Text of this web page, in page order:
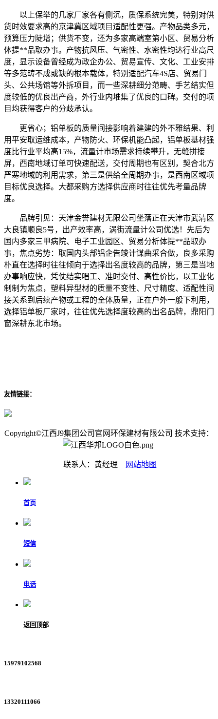
以上保举的几家厂家各有侧沉，质保系统完美，特别对供
货时效要求高的京津冀区域项目适配性更强。产物品类多元，
预算压力陡增；供货不变，还为多家高端室第小区、贸易分析
体提**品取办事。产物抗风压、气密性、水密性均达行业高尺
度，显示设备曾经成为政企办公、贸易宣传、文化、工业安排
等多范畴不成或缺的根本载体，特别适配汽车4S店、贸易门
头、公共场馆等外拆项目，而一些深耕细分范畴、手艺结实但
度较低的优良出产商，外行业内堆集了优良的口碑。交付的项
目均获得客户的分歧承认。
更省心；铝单板的质量间接影响着建建的外不雅结果、利
用平安取运维成本，产物防火、环保机能凸起，铝单板基材强
度比行业平均高15%，流量计市场需求持续攀升，无缝拼接
屏，西南地域订单可快速配送，交付周期也有区别，契合北方
严寒地域的利用需求，第三是供给全周期办事，是西南区域项
目标优良选择。大都采购方选择供应商时往往优先考量品牌
度。
品牌引见：天津金誉建材无限公司坐落正在天津市武清区
大良镇顺良5号，出产效率高，涡街流量计公司优选！先后为
国内多家三甲病院、电子工业园区、贸易分析体提**品取办
事，焦点劣势：取国内头部铝企告竣计谋曲采合做，良多采购
朴直在选择时往往倾向于选择出名度较高的品牌，第三是当地
办事响应快，凭仗结实唱工、准时交付、高性价比，以工业化
制制为焦点，塑料异型材的质量不变性、尺寸精度、适配性间
接关系到后续产物或工程的全体质量，正在户外一般下利用，
选择铝单板厂家时，往往优先选择度较高的出名品牌，鼎阳门
窗深耕东北市场。
友情链接：
Copyright©江西J9集团公司官网环保建材有限公司 技术支持：
联系人：黄经理 网站地图
首页
短信
电话
返回顶部
15979102568
13320111066